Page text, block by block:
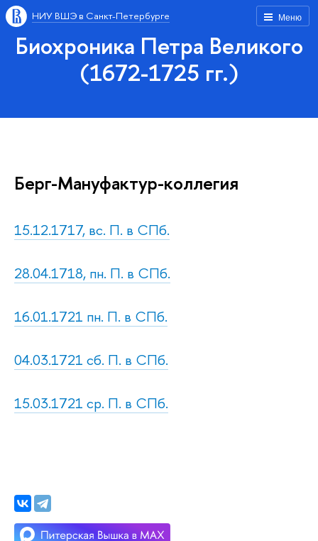
Меню
НИУ ВШЭ в Санкт-Петербурге
Биохроника Петра Великого
(1672-1725 гг.)
Берг-Мануфактур-коллегия
15.12.1717, вс. П. в СПб.
28.04.1718, пн. П. в СПб.
16.01.1721 пн. П. в СПб.
04.03.1721 сб. П. в СПб.
15.03.1721 ср. П. в СПб.